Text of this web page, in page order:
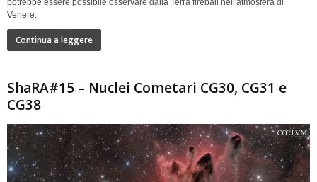
Venere.
Continua a leggere
ShaRA#15 – Nuclei Cometari CG30, CG31 e
CG38